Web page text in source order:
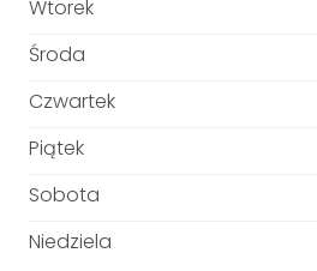
Wtorek
Środa
Czwartek
Piątek
Sobota
Niedziela